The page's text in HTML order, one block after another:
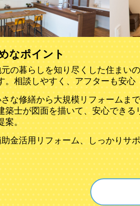
なポイント
の暮らしを知り尽くした住まい
。相談しやすく、アフターも安心
な修繕から大規模リフォームま
築士が図面を描いて、安心できる
案。
金活用リフォーム、しっかりサ